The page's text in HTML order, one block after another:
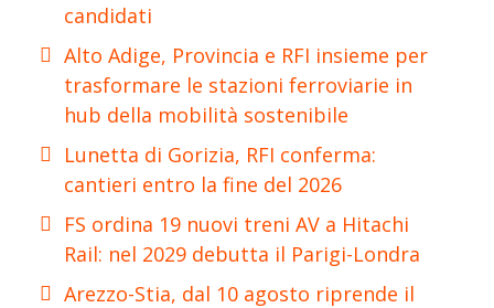
candidati
Alto Adige, Provincia e RFI insieme per
trasformare le stazioni ferroviarie in
hub della mobilità sostenibile
Lunetta di Gorizia, RFI conferma:
cantieri entro la fine del 2026
FS ordina 19 nuovi treni AV a Hitachi
Rail: nel 2029 debutta il Parigi-Londra
Arezzo-Stia, dal 10 agosto riprende il